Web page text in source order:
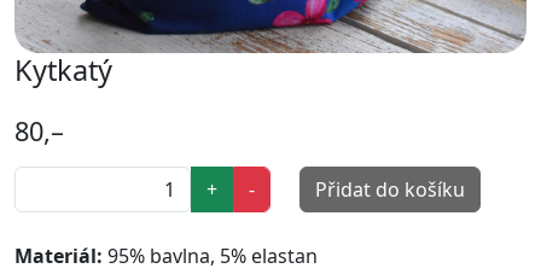
Kytkatý
80,–
+ - Přidat do košíku
Materiál: 95% bavlna, 5% elastan